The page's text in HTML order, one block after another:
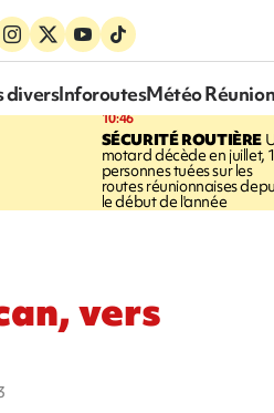
diversInforoutesMétéo Réunion
10:46
SÉCURITÉ ROUTIÈRE
motard décède en juillet,
personnes tuées sur les
routes réunionnaises
le début de l'année
vers